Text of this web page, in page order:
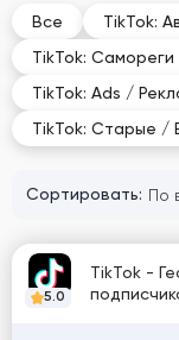
Все
TikTok:
TikTok: Самореги
TikTok: Ads /
TikTok: Старые /
Сортировать:
5.0
TikTok -